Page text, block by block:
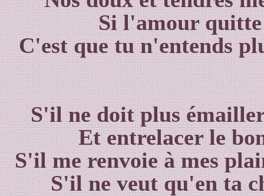
Si l'amour
C'est que tu n'entends
S'il ne doit plus
Et entrelacer le
S'il me renvoie à mes
S'il ne veut qu'en ta